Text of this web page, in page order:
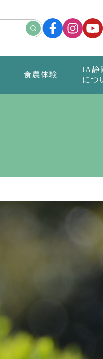
食農体験
JA静
につ